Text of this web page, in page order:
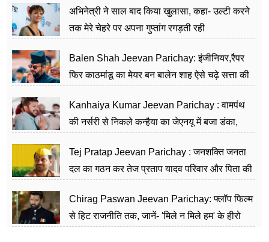
अभिनेत्री ने साल बाद किया खुलासा, कहा- उल्टी करने
तक मेरे चेहरे पर अपना गुप्तांग रगड़ती रही
Balen Shah Jeevan Parichay: इंजीनियर,रैपर
फिर काठमांडू का मेयर बन बालेन शाह ऐसे चढ़े सत्ता की
Kanhaiya Kumar Jeevan Parichay : वामपंथ
की नर्सरी से निकले कन्हैया का जेएनयू में बजा डंका,
Tej Pratap Jeevan Parichay : जनशक्ति जनता
दल का गठन कर तेज प्रताप यादव परिवार और पिता की
Chirag Paswan Jeevan Parichay: फ्लॉप फिल्म
से हिट राजनीति तक, जानें- 'मिले न मिले हम' के हीरो